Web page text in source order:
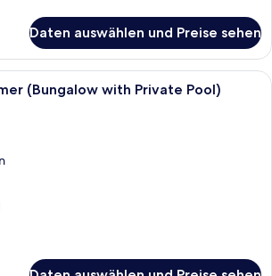
Daten auswählen und Preise sehen
Ein Poolbereich mit einem
(Bungalow with Private Pool)